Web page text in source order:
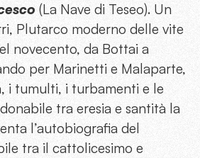
(La Nave di Teseo). Un
Plutarco moderno delle vite
novecento, da Bottai a
per Marinetti e Malaparte,
i tumulti, i turbamenti e le
tra eresia e santità la
l’autobiografia del
tra il cattolicesimo e